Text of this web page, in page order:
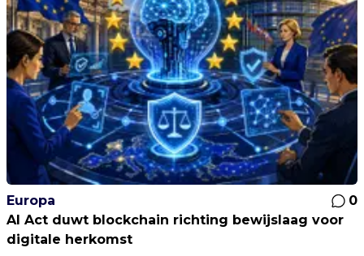
Europa
0
AI Act duwt blockchain richting bewijslaag voor
digitale herkomst